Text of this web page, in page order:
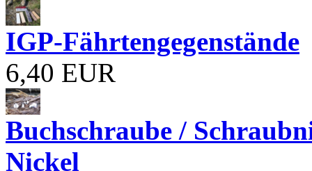
IGP-Fährtengegenstände
6,40 EUR
Buchschraube /
Nickel